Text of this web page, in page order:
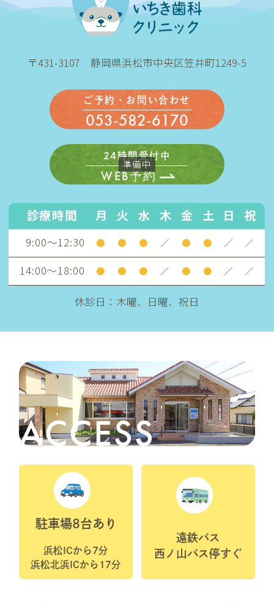
・歯周病の発生リスクが高いとされる糖
尿病のかた、口腔内の衛生状態の悪いか
た、顎の骨が足りないかた、喫煙者のか
ず、事前に生活習慣の改善が必要となる
場合があります。
・インプラント治療は、インプラントが
骨に接着するまでに約3ヵ月～6ヵ月の治
を埋め込む骨の厚みを増やす手術を行う
場合は、さらに治療期間がかかります。
・上顎にインプラントを埋入する際に上
顎洞を破る可能性があります。
なる場合があります。この場合は、イン
プラントを除去し、耳鼻咽喉科で治療を
受けていただくことがあります。
・手術直後は、腫れや痛み、違和感、出
血などが発生する場合がありますが、大
・口腔内の衛生状態が悪いかた、歯ぎし
り、食いしばりの強いかたはインプラン
ト周囲炎を引き起こす可能性がありま
す。
〒431-3107 静岡県浜松市中央区笠井町1249-5
ご予約・お問い合わせ
053-582-6170
24時間受付中
WEB予約
診療時間 月 火 水 木 金 土 日 祝
9:00～12:30 ● ● ● ／ ● ● ／ ／
14:00～18:00 ● ● ● ／ ● ● ／ ／
休診日：木曜、日曜、祝日
ACCESS
駐車場8台あり
浜松ICから7分
浜松北浜ICから17分
遠鉄バス
西ノ山バス停すぐ